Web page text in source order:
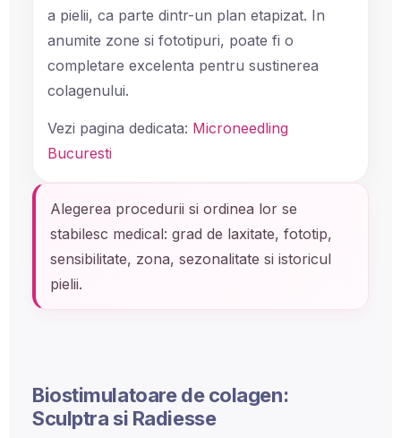
a pielii, ca parte dintr-un plan etapizat. In
anumite zone si fototipuri, poate fi o
completare excelenta pentru sustinerea
colagenului.
Vezi pagina dedicata: Microneedling
Bucuresti
Alegerea procedurii si ordinea lor se
stabilesc medical: grad de laxitate, fototip,
sensibilitate, zona, sezonalitate si istoricul
pielii.
Biostimulatoare de colagen:
Sculptra si Radiesse